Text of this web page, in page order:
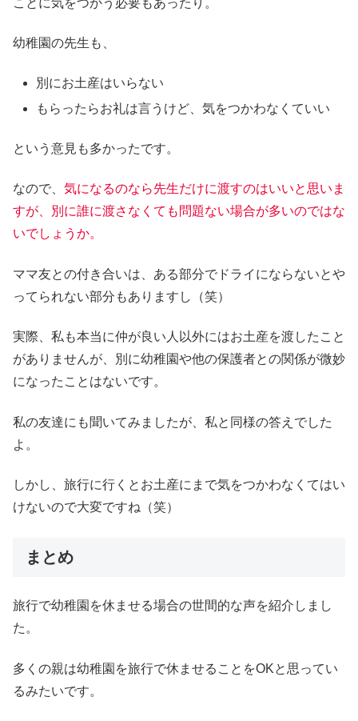
幼稚園の先生も、
別にお土産はいらない
もらったらお礼は言うけど、気をつかわなくていい
という意見も多かったです。
なので、 気になるのなら先生だけに渡すのはいいと思いま
すが、別に誰に渡さなくても問題ない場合が多いのではな
いでしょうか。
ママ友との付き合いは、ある部分でドライにならないとや
ってられない部分もありますし（笑）
実際、私も本当に仲が良い人以外にはお土産を渡したこと
がありませんが、別に幼稚園や他の保護者との関係が微妙
になったことはないです。
私の友達にも聞いてみましたが、私と同様の答えでした
よ。
しかし、旅行に行くとお土産にまで気をつかわなくてはい
けないので大変ですね（笑）
まとめ
旅行で幼稚園を休ませる場合の世間的な声を紹介しまし
た。
多くの親は幼稚園を旅行で休ませることをOKと思ってい
るみたいです。